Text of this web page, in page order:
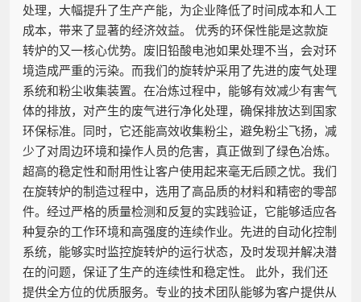
处理，大幅提升了生产产能，为企业降低了时间成本和人工
成本，带来了显著的经济效益。 优秀的环保性能是这款旋
转炉的又一核心优势。废旧铅酸电池如果处理不当，会对环
境造成严重的污染。而我们的旋转炉采用了先进的废气处理
系统和粉尘收集装置。在冶炼过程中，能够有效减少有害气
体的排放，对产生的废气进行净化处理，确保排放达到国家
环保标准。同时，它还能高效收集粉尘，避免粉尘飞扬，减
少了对周边环境和操作人员的危害，真正做到了绿色冶炼。
超高的稳定性和耐用性让客户使用起来毫无后顾之忧。我们
在旋转炉的制造过程中，选用了高品质的材料和精密的零部
件。经过严格的质量检测和反复的实践验证，它能够适应各
种复杂的工作环境和高强度的连续作业。先进的自动化控制
系统，能够实时监控旋转炉的运行状态，及时发现并解决潜
在的问题，保证了生产的连续性和稳定性。 此外，我们还
提供全方位的优质服务。专业的技术团队能够为客户提供从